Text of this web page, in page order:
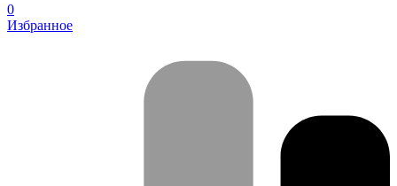
0
Избранное